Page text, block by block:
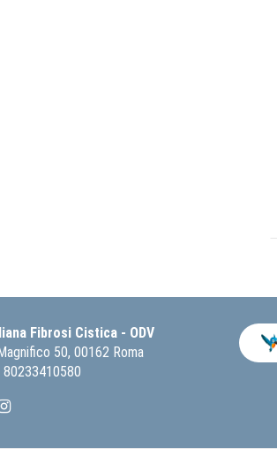
Fibrosi Cistica - ODV
50, 00162 Roma